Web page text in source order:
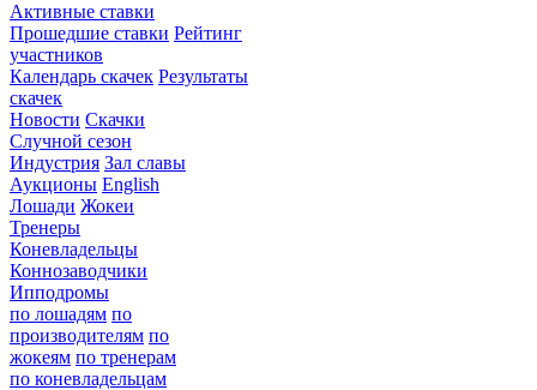
Активные ставки
Прошедшие ставки Рейтинг
участников
Календарь скачек Результаты
скачек
Новости Скачки
Случной сезон
Индустрия Зал славы
Аукционы English
Лошади Жокеи
Тренеры
Коневладельцы
Коннозаводчики
Ипподромы
по лошадям по
производителям по
жокеям по тренерам
по коневладельцам